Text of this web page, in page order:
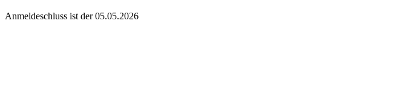
Anmeldeschluss ist der 05.05.2026